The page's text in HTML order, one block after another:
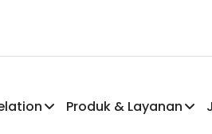
Produk & Layanan